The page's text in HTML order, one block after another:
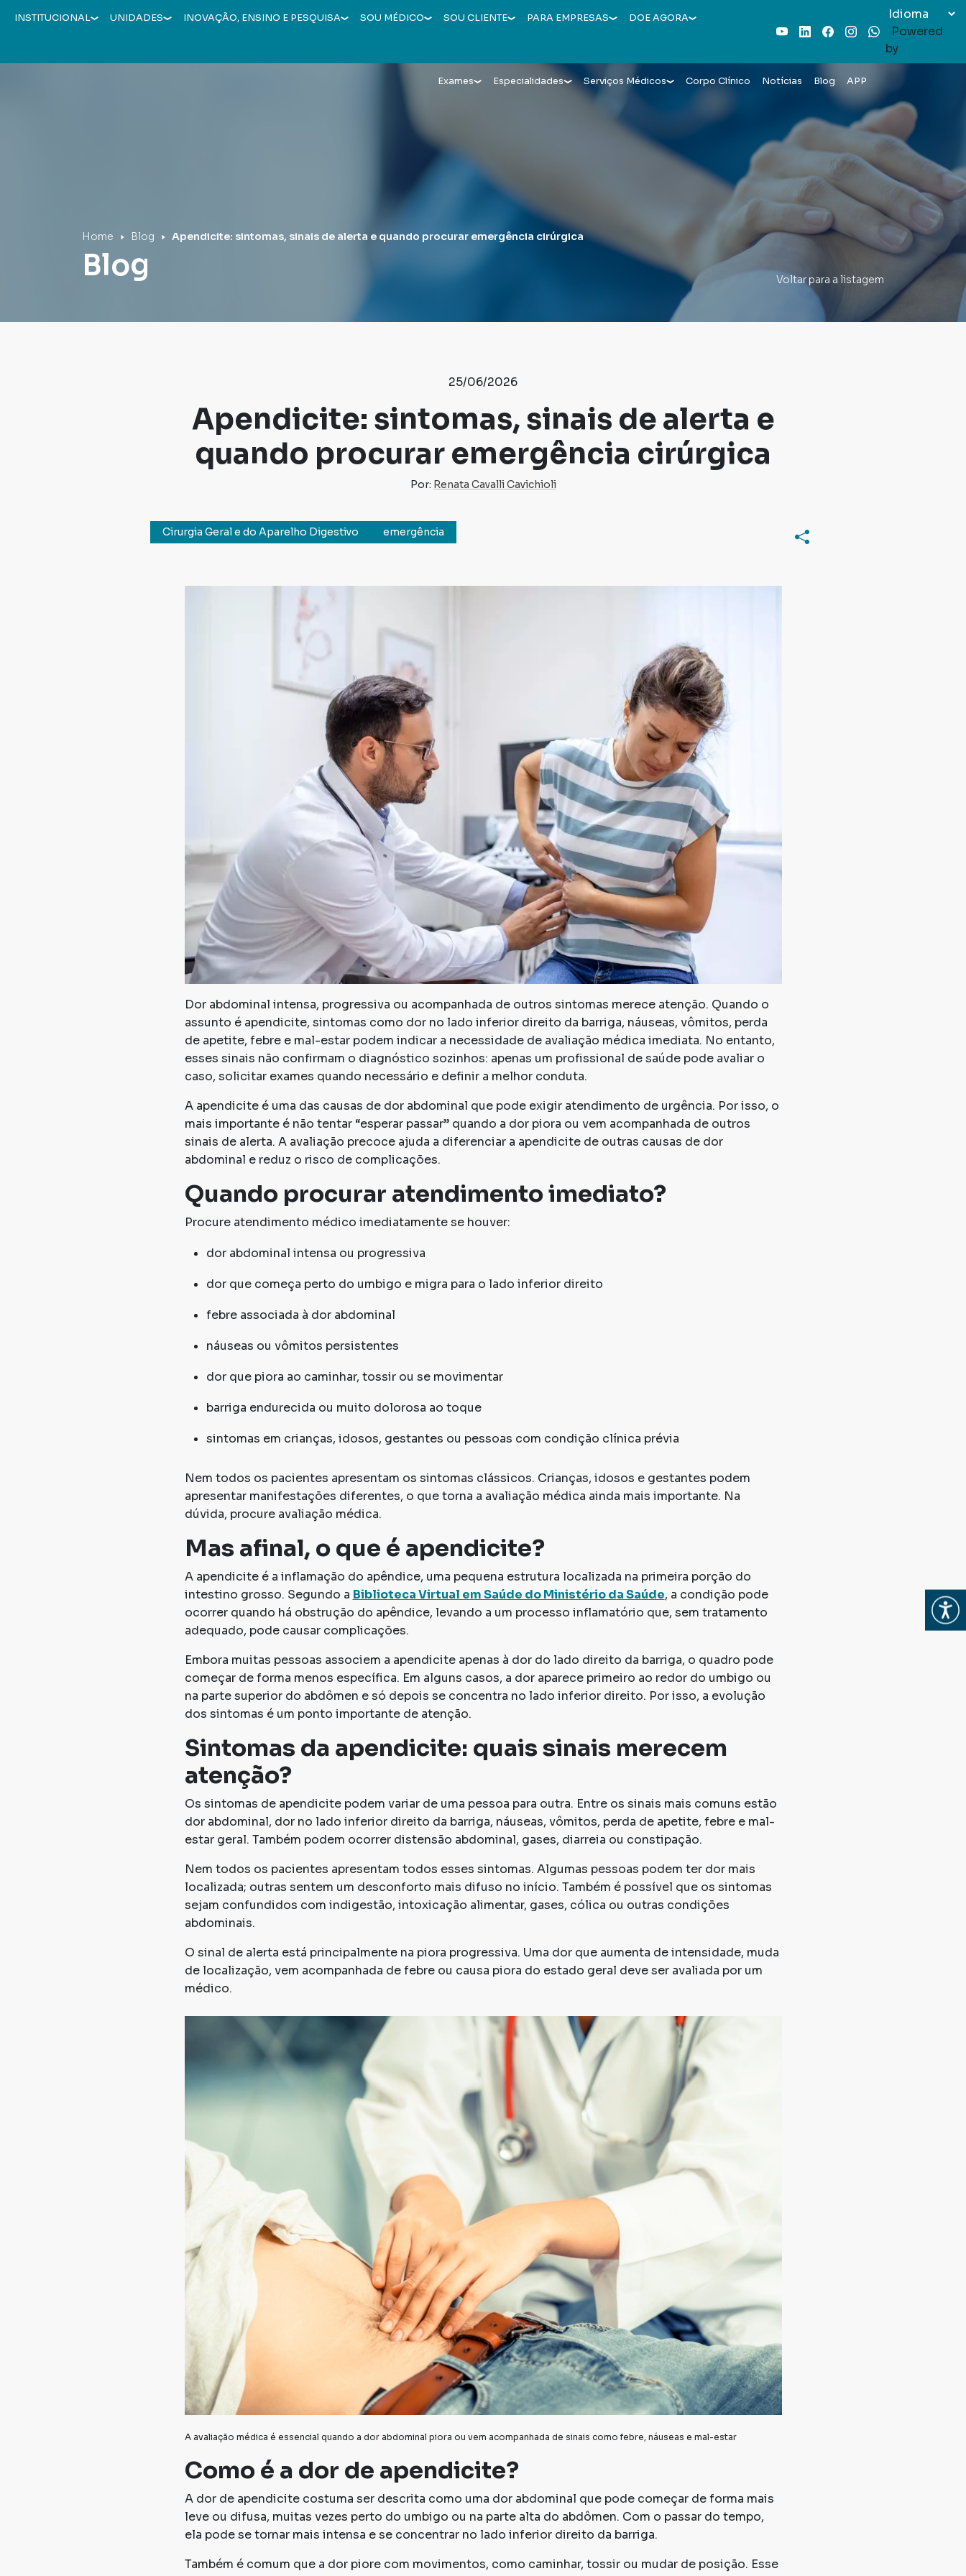
Abrir
INSTITUCIONAL UNIDADES INOVAÇÃO, ENSINO E PESQUISA SOU MÉDICO SOU CLIENTE PARA EMPRESAS
DOE AGORA
YoutubeLinkedInFacebook
InstagramWhatsAppPowered
by
Exames Especialidades Serviços Médicos Corpo Clínico Notícias Blog APP
Home Blog Apendicite: sintomas, sinais de alerta e quando procurar emergência cirúrgica
Blog Voltar para a listagem
25/06/2026
Apendicite: sintomas, sinais de alerta e
quando procurar emergência cirúrgica
Por: Renata Cavalli Cavichioli
Cirurgia Geral e do Aparelho Digestivo emergência
Dor abdominal intensa, progressiva ou acompanhada de outros sintomas merece atenção. Quando o
assunto é apendicite, sintomas como dor no lado inferior direito da barriga, náuseas, vômitos, perda
de apetite, febre e mal-estar podem indicar a necessidade de avaliação médica imediata. No entanto,
esses sinais não confirmam o diagnóstico sozinhos: apenas um profissional de saúde pode avaliar o
caso, solicitar exames quando necessário e definir a melhor conduta.
A apendicite é uma das causas de dor abdominal que pode exigir atendimento de urgência. Por isso, o
mais importante é não tentar “esperar passar” quando a dor piora ou vem acompanhada de outros
sinais de alerta. A avaliação precoce ajuda a diferenciar a apendicite de outras causas de dor
abdominal e reduz o risco de complicações.
Quando procurar atendimento imediato?
Procure atendimento médico imediatamente se houver:
dor abdominal intensa ou progressiva
dor que começa perto do umbigo e migra para o lado inferior direito
febre associada à dor abdominal
náuseas ou vômitos persistentes
dor que piora ao caminhar, tossir ou se movimentar
barriga endurecida ou muito dolorosa ao toque
sintomas em crianças, idosos, gestantes ou pessoas com condição clínica prévia
Nem todos os pacientes apresentam os sintomas clássicos. Crianças, idosos e gestantes podem
apresentar manifestações diferentes, o que torna a avaliação médica ainda mais importante. Na
dúvida, procure avaliação médica.
Mas afinal, o que é apendicite?
A apendicite é a inflamação do apêndice, uma pequena estrutura localizada na primeira porção do
intestino grosso. Segundo a Biblioteca Virtual em Saúde do Ministério da Saúde, a condição pode
ocorrer quando há obstrução do apêndice, levando a um processo inflamatório que, sem tratamento
adequado, pode causar complicações.
Embora muitas pessoas associem a apendicite apenas à dor do lado direito da barriga, o quadro pode
começar de forma menos específica. Em alguns casos, a dor aparece primeiro ao redor do umbigo ou
na parte superior do abdômen e só depois se concentra no lado inferior direito. Por isso, a evolução
dos sintomas é um ponto importante de atenção.
Sintomas da apendicite: quais sinais merecem
atenção?
Os sintomas de apendicite podem variar de uma pessoa para outra. Entre os sinais mais comuns estão
dor abdominal, dor no lado inferior direito da barriga, náuseas, vômitos, perda de apetite, febre e mal-
estar geral. Também podem ocorrer distensão abdominal, gases, diarreia ou constipação.
Nem todos os pacientes apresentam todos esses sintomas. Algumas pessoas podem ter dor mais
localizada; outras sentem um desconforto mais difuso no início. Também é possível que os sintomas
sejam confundidos com indigestão, intoxicação alimentar, gases, cólica ou outras condições
abdominais.
O sinal de alerta está principalmente na piora progressiva. Uma dor que aumenta de intensidade, muda
de localização, vem acompanhada de febre ou causa piora do estado geral deve ser avaliada por um
médico.
A avaliação médica é essencial quando a dor abdominal piora ou vem acompanhada de sinais como febre, náuseas e mal-estar
Como é a dor de apendicite?
A dor de apendicite costuma ser descrita como uma dor abdominal que pode começar de forma mais
leve ou difusa, muitas vezes perto do umbigo ou na parte alta do abdômen. Com o passar do tempo,
ela pode se tornar mais intensa e se concentrar no lado inferior direito da barriga.
Também é comum que a dor piore com movimentos, como caminhar, tossir ou mudar de posição. Esse